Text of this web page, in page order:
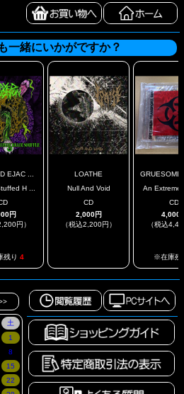
一緒にいかがですか？
EJAC ...
H ...
円
円）
残り 4
LOATHE
Null And Void
CD
2,000円
（税込2,200円）
GRUESOME
An
CD
4,000
（税込
※在庫残